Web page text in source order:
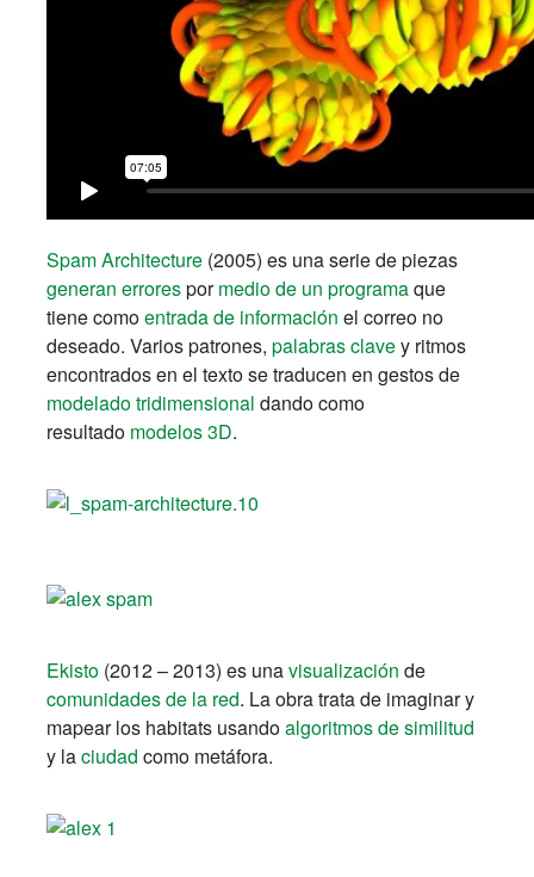
Spam Architecture (2005) es una serie de piezas
generan errorespormedio de un programaque
tiene comoentrada de información el correo no
deseado. Varios patrones, palabras clavey ritmos
encontrados en el texto se traducen en gestos de
modelado tridimensional dando como
resultado modelos 3D.
Ekisto (2012 – 2013) es unavisualización de
comunidades de la red. La obra trata de imaginar y
mapear los habitats usandoalgoritmos de similitud
y laciudad como metáfora.